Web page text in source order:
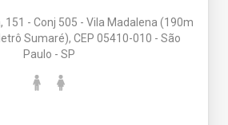
151 - Conj 505 - Vila Madalena (190m
Sumaré), CEP 05410-010 - São
Paulo - SP